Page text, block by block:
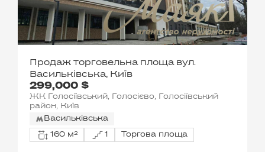
299,000 $
Продаж торговельна площа вул.
Васильківська, Київ
ЖК Голосіївський, Голосієво, Голосіївський
район, Київ
Васильківська
160 м² 1 Торгова площа